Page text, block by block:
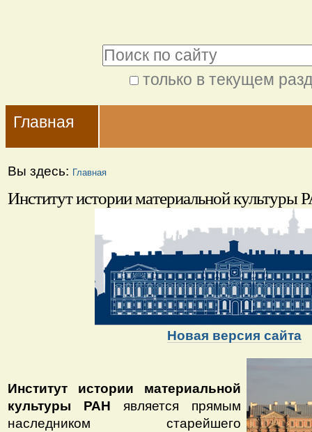
содержимому.
Перейти
навигации
только в текущем
поиск
Navigation
Главная
Вы здесь: Главная
Институт истории материальной культуры
Новая версия сайта
Институт истории материальной
культуры РАН является прямым
наследником старейшего